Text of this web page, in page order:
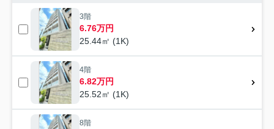
3階
6.76万円
25.44㎡ (1K)
4階
6.82万円
25.52㎡ (1K)
8階